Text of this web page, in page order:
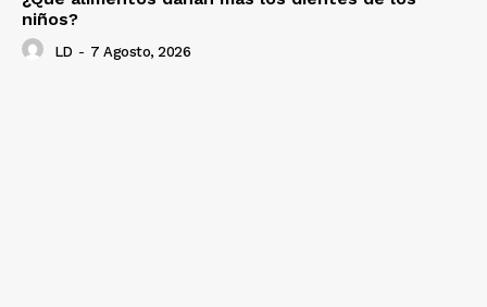
niños?
LD - 7 Agosto, 2026